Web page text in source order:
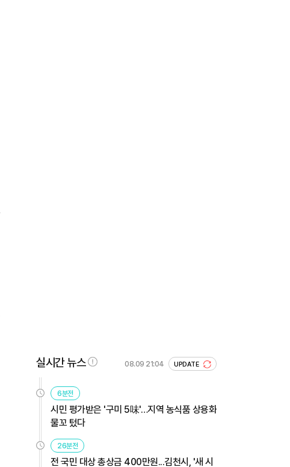
실시간 뉴스 08.09 21:04 UPDATE
6분전
시민 평가받은 '구미 5味'…지역 농식품 상용화
물꼬 텄다
26분전
전 국민 대상 총상금 400만원...김천시, '새 시